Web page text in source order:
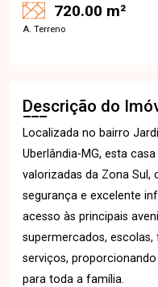
720.00 m²
A. Terreno
Descrição do
Localizada no bairro
Uberlândia-MG, esta
valorizadas da Zona Sul,
segurança e excelente
acesso às principais
supermercados,
serviços,
para toda a família.